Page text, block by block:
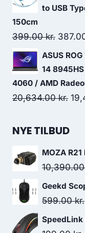
to USB
150cm
399.00kr.
price
was:
ASUS
14 8945HS
4060 / AMD
20,634.00kr.
NYE TILBUD
MOZA
Geekd
599.00kr.
SpeedLink